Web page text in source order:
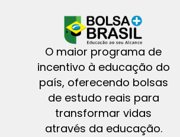
O maior programa de
incentivo à educação do
país, oferecendo bolsas
de estudo reais para
transformar vidas
através da educação.